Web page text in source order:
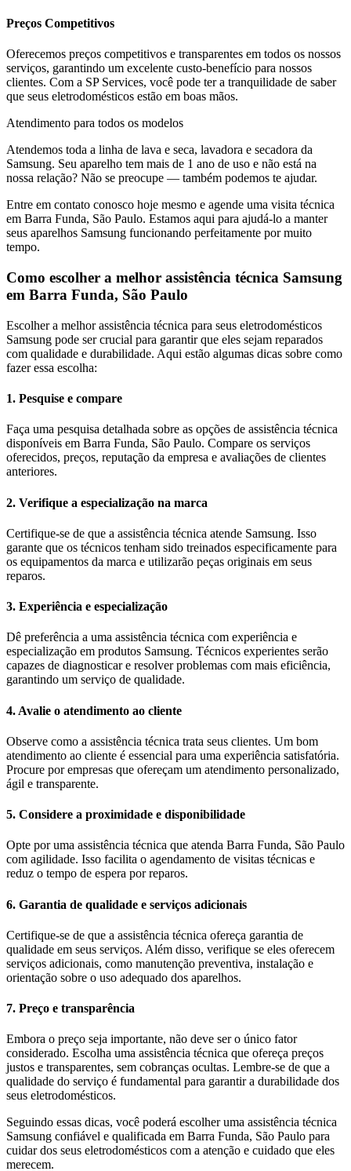
Preços Competitivos
Oferecemos preços competitivos e transparentes em todos os nossos
serviços, garantindo um excelente custo-benefício para nossos
clientes. Com a SP Services, você pode ter a tranquilidade de saber
que seus eletrodomésticos estão em boas mãos.
Atendimento para todos os modelos
Atendemos toda a linha de lava e seca, lavadora e secadora da
Samsung. Seu aparelho tem mais de 1 ano de uso e não está na
nossa relação? Não se preocupe — também podemos te ajudar.
Entre em contato conosco hoje mesmo e agende uma visita técnica
em Barra Funda, São Paulo. Estamos aqui para ajudá-lo a manter
seus aparelhos Samsung funcionando perfeitamente por muito
tempo.
Como escolher a melhor assistência técnica Samsung
em Barra Funda, São Paulo
Escolher a melhor assistência técnica para seus eletrodomésticos
Samsung pode ser crucial para garantir que eles sejam reparados
com qualidade e durabilidade. Aqui estão algumas dicas sobre como
fazer essa escolha:
1. Pesquise e compare
Faça uma pesquisa detalhada sobre as opções de assistência técnica
disponíveis em Barra Funda, São Paulo. Compare os serviços
oferecidos, preços, reputação da empresa e avaliações de clientes
anteriores.
2. Verifique a especialização na marca
Certifique-se de que a assistência técnica atende Samsung. Isso
garante que os técnicos tenham sido treinados especificamente para
os equipamentos da marca e utilizarão peças originais em seus
reparos.
3. Experiência e especialização
Dê preferência a uma assistência técnica com experiência e
especialização em produtos Samsung. Técnicos experientes serão
capazes de diagnosticar e resolver problemas com mais eficiência,
garantindo um serviço de qualidade.
4. Avalie o atendimento ao cliente
Observe como a assistência técnica trata seus clientes. Um bom
atendimento ao cliente é essencial para uma experiência satisfatória.
Procure por empresas que ofereçam um atendimento personalizado,
ágil e transparente.
5. Considere a proximidade e disponibilidade
Opte por uma assistência técnica que atenda Barra Funda, São Paulo
com agilidade. Isso facilita o agendamento de visitas técnicas e
reduz o tempo de espera por reparos.
6. Garantia de qualidade e serviços adicionais
Certifique-se de que a assistência técnica ofereça garantia de
qualidade em seus serviços. Além disso, verifique se eles oferecem
serviços adicionais, como manutenção preventiva, instalação e
orientação sobre o uso adequado dos aparelhos.
7. Preço e transparência
Embora o preço seja importante, não deve ser o único fator
considerado. Escolha uma assistência técnica que ofereça preços
justos e transparentes, sem cobranças ocultas. Lembre-se de que a
qualidade do serviço é fundamental para garantir a durabilidade dos
seus eletrodomésticos.
Seguindo essas dicas, você poderá escolher uma assistência técnica
Samsung confiável e qualificada em Barra Funda, São Paulo para
cuidar dos seus eletrodomésticos com a atenção e cuidado que eles
merecem.